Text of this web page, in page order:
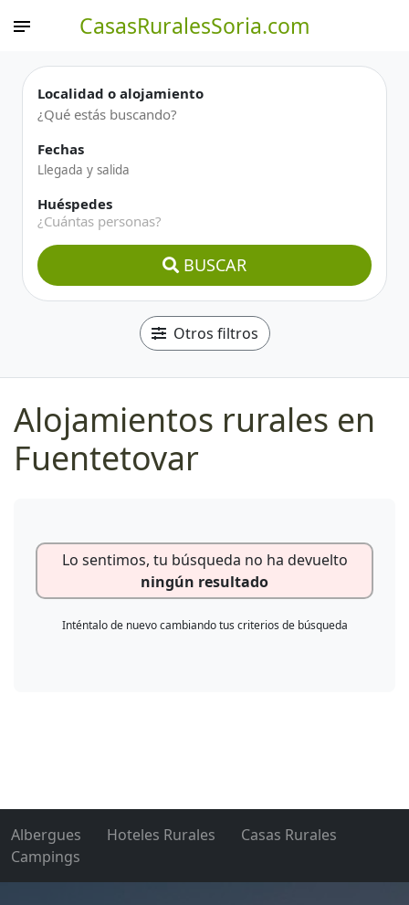
CasasRuralesSoria.com
Localidad o alojamiento
Fechas
Huéspedes
¿Cuántas personas?
BUSCAR
Otros filtros
Alojamientos rurales en
Fuentetovar
Lo sentimos, tu búsqueda no ha devuelto
ningún resultado
Inténtalo de nuevo cambiando tus criterios de búsqueda
Albergues Hoteles Rurales
Casas Rurales
Campings